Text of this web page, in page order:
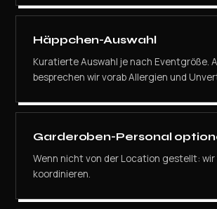
Häppchen-Auswahl
Kuratierte Auswahl je nach Eventgröße.
besprechen wir vorab Allergien und
Garderoben-Personal
Wenn nicht von der Location gestellt:
koordinieren.